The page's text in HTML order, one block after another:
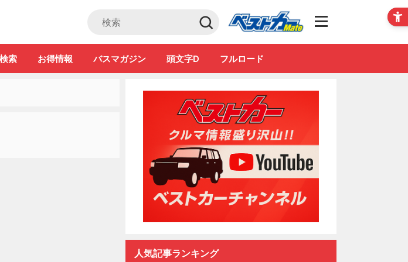
Club
索 お得情報 バスマガジン 頭文字D フルロード
人気記事ランキング